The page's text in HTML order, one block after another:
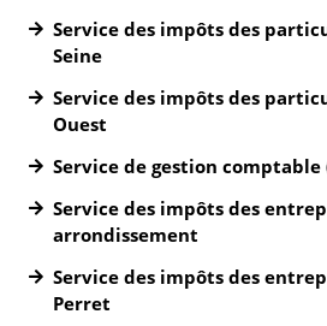
Service des impôts des
Seine
Service des impôts des
Ouest
Service de gestion comptable
Service des impôts des
arrondissement
Service des impôts des
Perret